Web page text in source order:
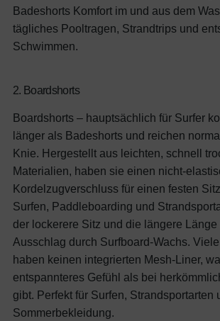
Badeshorts Komfort im und aus dem
tägliches Pooltragen, Strandtrips und
Schwimmen.
2. Boardshorts
Boardshorts – hauptsächlich für Surfer
länger als Badeshorts und reichen
Knie. Hergestellt aus leichten, schnell
Materialien, haben sie einen nicht-
Kordelzugverschluss für einen festen
Surfen, Paddleboarding und
der lockerere Sitz und die längere
Ausschlag durch Surfboard-Wachs.
haben keinen integrierten Mesh-Liner,
entspannteres Gefühl als bei
gibt. Perfekt für Surfen, Strandsportarten
Sommerbekleidung.